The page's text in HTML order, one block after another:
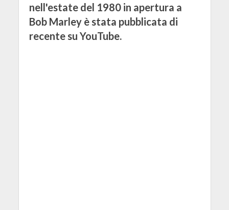
nell'estate del 1980 in apertura a
Bob Marley è stata pubblicata di
recente su YouTube.